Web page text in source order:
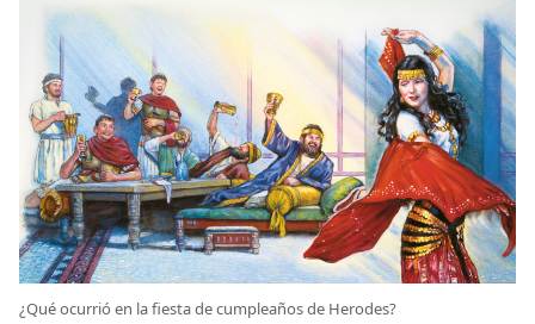
¿Qué ocurrió en la fiesta de cumpleaños de Herodes?